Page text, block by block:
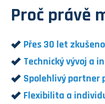
Proč právě
Přes 30 let
Technický vývoj a
Spolehlivý partner
Flexibilita a